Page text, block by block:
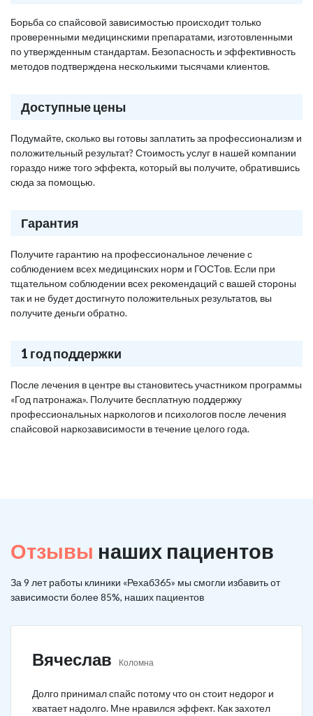
Борьба со спайсовой зависимостью происходит только
проверенными медицинскими препаратами, изготовленными
по утвержденным стандартам. Безопасность и эффективность
методов подтверждена несколькими тысячами клиентов.
Доступные цены
Подумайте, сколько вы готовы заплатить за профессионализм и
положительный результат? Стоимость услуг в нашей компании
гораздо ниже того эффекта, который вы получите, обратившись
сюда за помощью.
Гарантия
Получите гарантию на профессиональное лечение с
соблюдением всех медицинских норм и ГОСТов. Если при
тщательном соблюдении всех рекомендаций с вашей стороны
так и не будет достигнуто положительных результатов, вы
получите деньги обратно.
1 год поддержки
После лечения в центре вы становитесь участником программы
«Год патронажа». Получите бесплатную поддержку
профессиональных наркологов и психологов после лечения
спайсовой наркозависимости в течение целого года.
Отзывы наших пациентов
За 9 лет работы клиники «Рехаб365» мы смогли избавить от
зависимости более 85%, наших пациентов
Вячеслав Коломна
Долго принимал спайс потому что он стоит недорог и
хватает надолго. Мне нравился эффект. Как захотел